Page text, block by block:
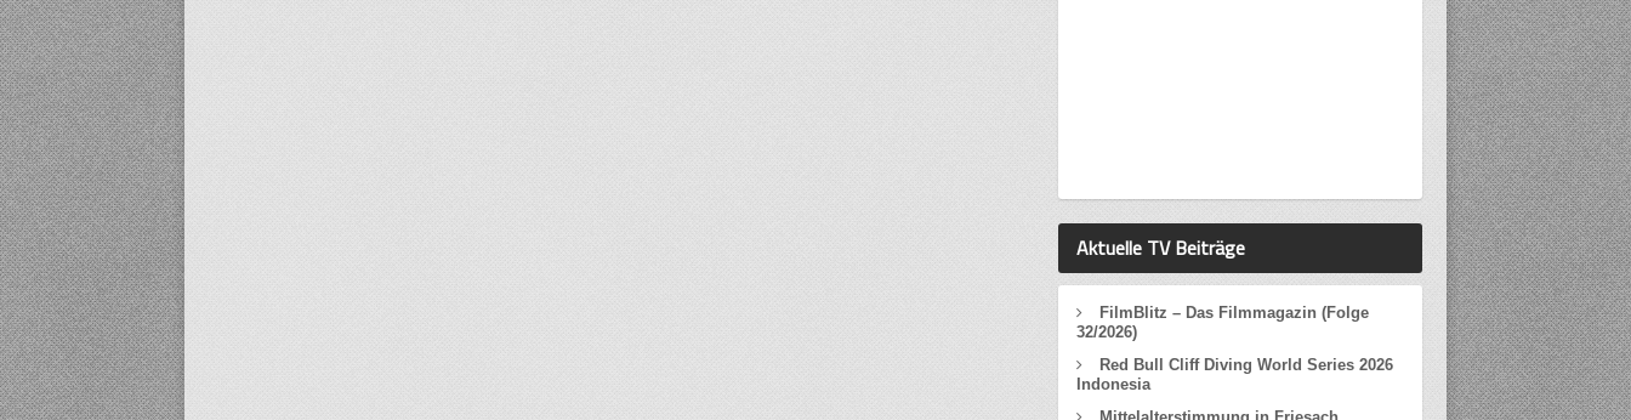
Aktuelle TV Beiträge
FilmBlitz – Das Filmmagazin (Folge
32/2026)
Red Bull Cliff Diving World Series 2026
Indonesia